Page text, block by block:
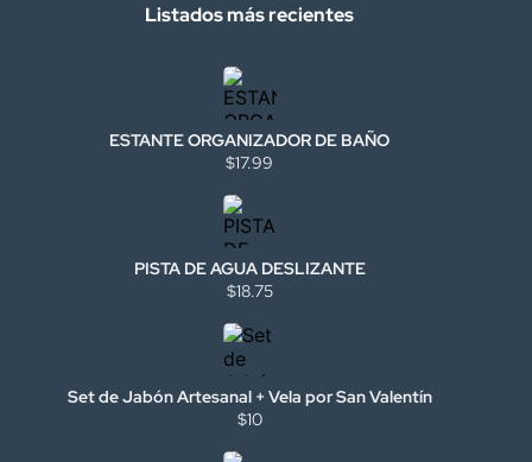
Listados más recientes
ESTANTE ORGANIZADOR DE BAÑO
$17.99
PISTA DE AGUA DESLIZANTE
$18.75
Set de Jabón Artesanal + Vela por San Valentín
$10